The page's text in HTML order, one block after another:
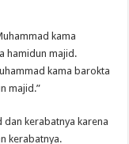
kama
hamidun majid.
kama barokta
majid.”
dan kerabatnya karena
kerabatnya.